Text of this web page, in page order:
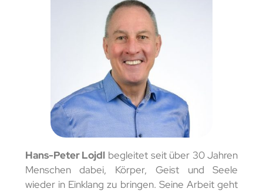
Hans-Peter Lojdl begleitet seit über 30 Jahren
Menschen dabei, Körper, Geist und Seele
wieder in Einklang zu bringen. Seine Arbeit geht